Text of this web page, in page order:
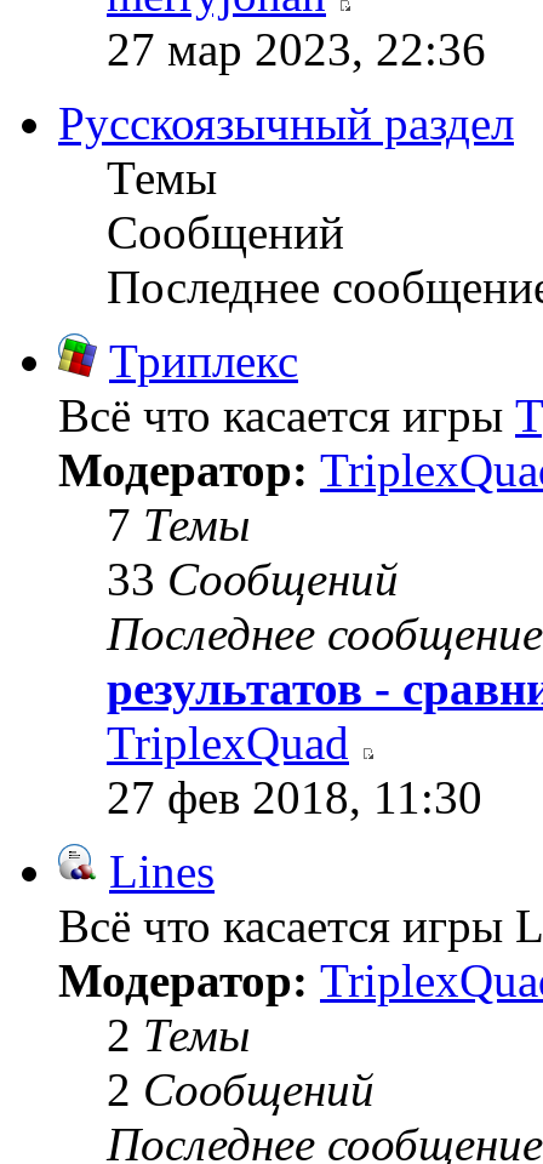
27 мар 2023, 22:36
Русскоязычный раздел
Темы
Сообщений
Последнее
Триплекс
Всё что касается игры
Модератор:
7 Темы
33 Сообщений
Последнее сообщение
результатов -
TriplexQuad
27 фев 2018, 11:30
Lines
Всё что касается игры
Модератор:
2 Темы
2 Сообщений
Последнее сообщение